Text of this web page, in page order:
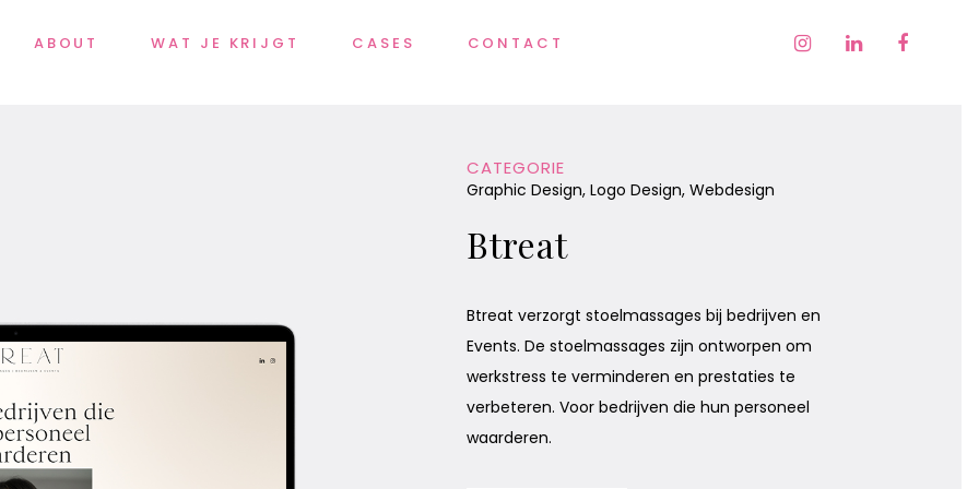
ABOUT WAT JE KRIJGT CASES CONTACT
CATEGORIE
Graphic Design, Logo Design, Webdesign
Btreat
Btreat verzorgt stoelmassages bij bedrijven en
Events. De stoelmassages zijn ontworpen om
werkstress te verminderen en prestaties te
verbeteren. Voor bedrijven die hun personeel
waarderen.